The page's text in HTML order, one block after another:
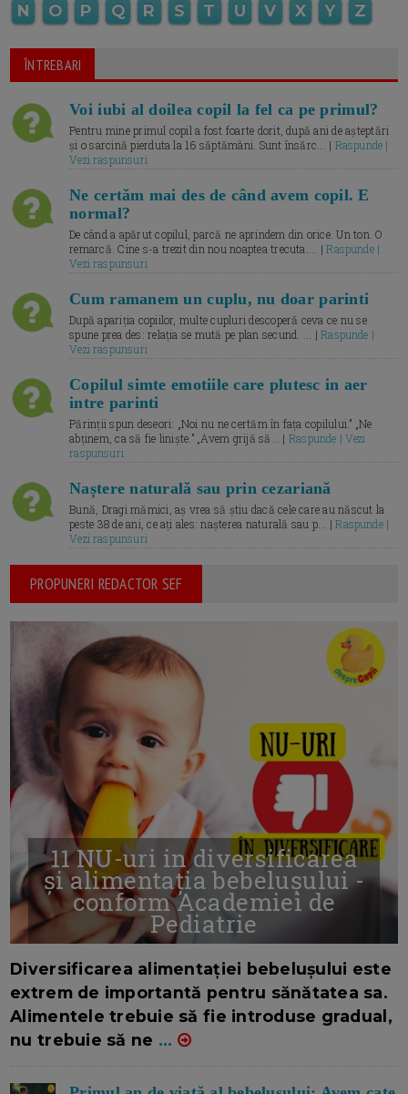
N
O P Q R S T U V X Y Z
ÎNTREBARI
Voi iubi al doilea copil la fel ca pe primul?
Pentru mine primul copil a fost foarte dorit, după ani de așteptări
și o sarcină pierduta la 16 săptămâni. Sunt însărc... | Raspunde |
Vezi raspunsuri
Ne certăm mai des de când avem copil. E
normal?
De când a apărut copilul, parcă ne aprindem din orice. Un ton. O
remarcă. Cine s-a trezit din nou noaptea trecuta.... |Raspunde |
Vezi raspunsuri
Cum ramanem un cuplu, nu doar parinti
După apariția copiilor, multe cupluri descoperă ceva ce nu se
spune prea des: relația se mută pe plan secund. ... |Raspunde |
Vezi raspunsuri
Copilul simte emotiile care plutesc in aer
intre parinti
Părinții spun deseori: „Noi nu ne certăm în fața copilului.” „Ne
abținem, ca să fie liniște.” „Avem grijă să... | Raspunde | Vezi
raspunsuri
Naștere naturală sau prin cezariană
Bună, Dragi mămici, aș vrea să știu dacă cele care au născut la
peste 38 de ani, ce ați ales: nașterea naturală sau p... |Raspunde |
Vezi raspunsuri
PROPUNERI REDACTOR SEF
11 NU-uri in diversificarea
și alimentația bebelușului -
conform Academiei de
Pediatrie
Diversificarea alimentației bebelușului este
extrem de importantă pentru sănătatea sa.
Alimentele trebuie să fie introduse gradual,
nu trebuie să ne ...